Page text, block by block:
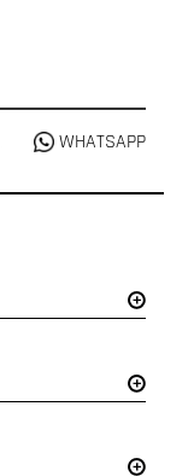
WHATSAPP